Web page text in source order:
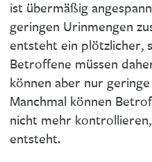
ist übermäßig
geringen Urinmengen
entsteht ein plötzlicher,
Betroffene müssen
können aber nur
Manchmal können
nicht mehr
entsteht.